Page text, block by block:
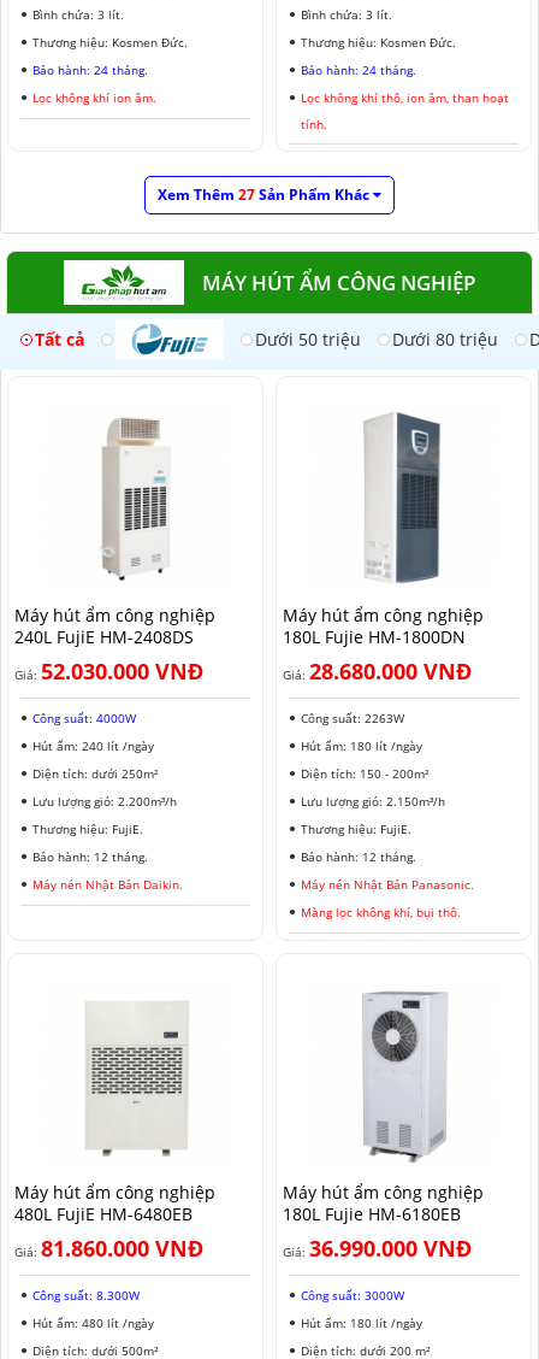
Bình chứa: 3 lít.
Thương hiệu: Kosmen Đức.
Bảo hành: 24 tháng.
Lọc không khí ion âm.
Bình chứa: 3 lít.
Thương hiệu: Kosmen Đức.
Bảo hành: 24 tháng.
Lọc không khí thô, ion âm, than hoạt
tính.
Xem Thêm 27Sản Phẩm Khác
MÁY HÚT ẨM CÔNG NGHIỆP
Tất cả Dưới 50 triệu Dưới 80 triệu
Máy hút ẩm công nghiệp
240L FujiE HM-2408DS​
Giá: 52.030.000 VNĐ
Công suất: 4000W
Hút ẩm: 240 lít /ngày
Diện tích: dưới 250m²
Lưu lượng gió: 2.200m³/h
Thương hiệu: FujiE.
Bảo hành: 12 tháng.
Máy nén Nhật Bản Daikin.
Máy hút ẩm công nghiệp
180L Fujie HM-1800DN
Giá: 28.680.000 VNĐ
Công suất: 2263W
Hút ẩm: 180 lít /ngày
Diện tích: 150 - 200m²
Lưu lượng gió: 2.150m³/h
Thương hiệu: FujiE.
Bảo hành: 12 tháng.
Máy nén Nhật Bản Panasonic.
Màng lọc không khí, bụi thô.
Máy hút ẩm công nghiệp
480L FujiE HM-6480EB
Giá: 81.860.000 VNĐ
Công suất: 8.300W
Hút ẩm: 480 lít /ngày
Diện tích: dưới 500m²
Máy hút ẩm công nghiệp
180L Fujie HM-6180EB
Giá: 36.990.000 VNĐ
Công suất: 3000W
Hút ẩm: 180 lít /ngày
Diện tích: dưới 200 m²